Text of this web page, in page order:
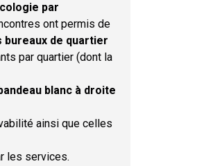
par
ont permis de
bureaux de quartier
par quartier (dont la
blanc à droite
ainsi que celles
les services.